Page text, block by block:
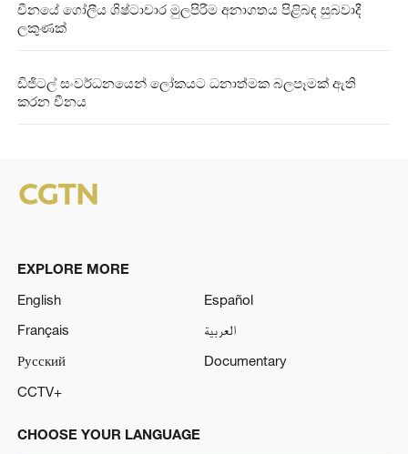
චීනයේ ගෝලීය ශිෂ්ටාචාර මුලපිරීම අනාගතය පිළිබඳ සුබවාදී
ලකුණක්
ඩිජිටල් සංවර්ධනයෙන් ලෝකයට ධනාත්මක බලපෑමක් ඇති
කරන චීනය
EXPLORE MORE
English
Español
Français
العربية
Русский
Documentary
CCTV+
CHOOSE YOUR LANGUAGE